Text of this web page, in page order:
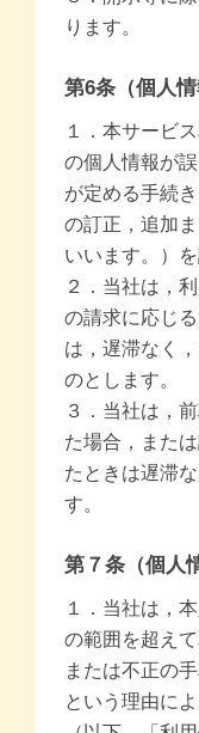
ります。
第6条（個人情
１．本サービ
の個人情報が
が定める手続
の訂正，追加
いいます。）
２．当社は，
の請求に応じ
は，遅滞なく
のとします。
３．当社は，
た場合，また
たときは遅滞
す。
第７条（個人
１．当社は，
の範囲を超え
または不正の
という理由に